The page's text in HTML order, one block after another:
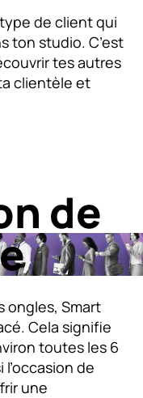
de client qui
ton studio. C’est
tes autres
clientèle et
de
ongles, Smart
Cela signifie
toutes les 6
de
une